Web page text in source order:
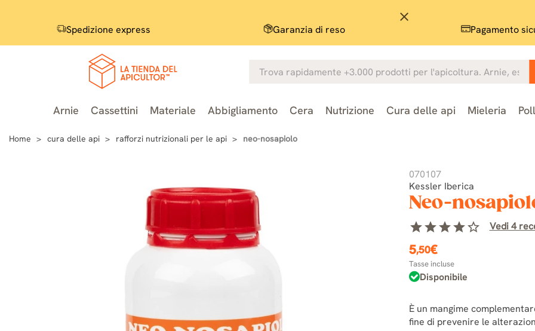
close
Spedizione express Garanzia di reso Pagamento
Arnie Cassettini Materiale Abbigliamento Cera Nutrizione Cura delle api Mieleria
Home cura delle api rafforzi nutrizionali per le api neo-nosapiolo
070107
Kessler Iberica
Neo-
starstarstarstarstar_border Vedi 4
5,50€
Tasse incluse
Disponibile
È un mangime
fine di prevenire le